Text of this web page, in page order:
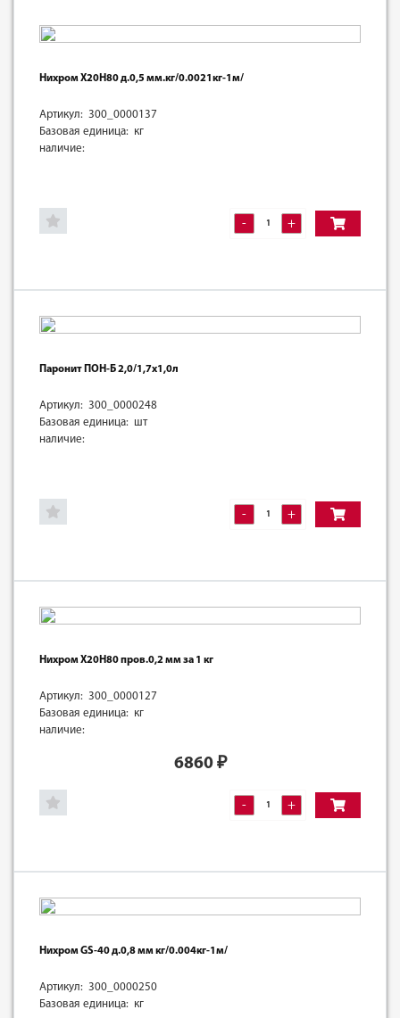
Нихром Х20Н80 д.0,5 мм.кг/0.0021кг-1м/
Артикул: 300_0000137
Базовая единица: кг
наличие:
- +
Паронит ПОН-Б 2,0/1,7х1,0л
Артикул: 300_0000248
Базовая единица: шт
наличие:
- +
Нихром Х20Н80 пров.0,2 мм за 1 кг
Артикул: 300_0000127
Базовая единица: кг
наличие:
6860₽
- +
Нихром GS-40 д.0,8 мм кг/0.004кг-1м/
Артикул: 300_0000250
Базовая единица: кг